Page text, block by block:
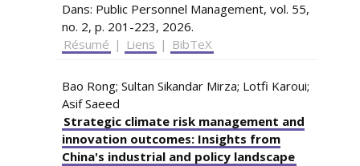
Dans: Public Personnel Management, vol. 55,
no. 2, p. 201-223, 2026.
Résumé | Liens | BibTeX
Bao Rong; Sultan Sikandar Mirza; Lotfi Karoui;
Asif Saeed
Strategic climate risk management and
innovation outcomes: Insights from
China's industrial and policy landscape